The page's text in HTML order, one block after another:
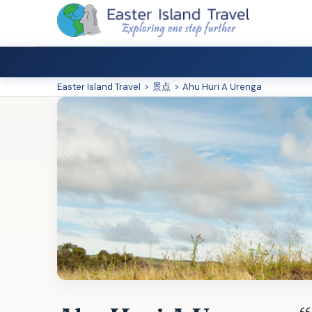
Easter Island Travel > 景点 > Ahu Huri A Urenga